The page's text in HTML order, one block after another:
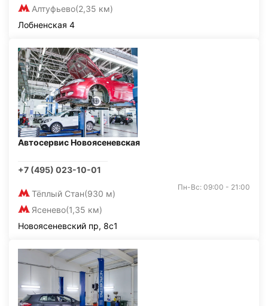
Алтуфьево(2,35 км)
Лобненская 4
Автосервис Новоясеневская
+7 (495) 023-10-01
Тёплый Стан(930 м)
Ясенево(1,35 км)
Пн-Вс: 09:00 - 21:00
Новоясеневский пр, 8с1